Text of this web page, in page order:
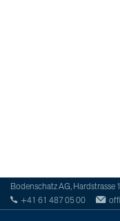
Bodenschatz AG, Hardstrasse
+41 61 487 05 00